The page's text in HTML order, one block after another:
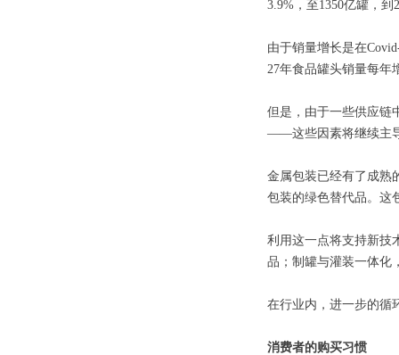
3.9%，至1350亿罐，到
由于销量增长是在
27年食品罐头销量每年
但是，由于一些供应链
——这些因素将继续主
金属包装已经有了成熟
包装的绿色替代品。这
利用这一点将支持新技
品；制罐与灌装一体化
在行业内，进一步的循
消费者的购买习惯